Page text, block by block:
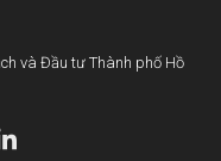
và Đầu tư Thành phố Hồ